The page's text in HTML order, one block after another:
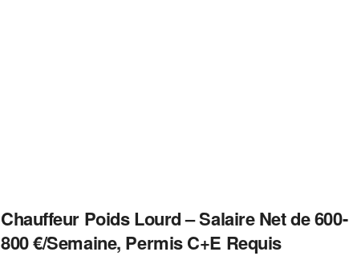
Chauffeur Poids Lourd – Salaire Net de 600-
800 €/Semaine, Permis C+E Requis